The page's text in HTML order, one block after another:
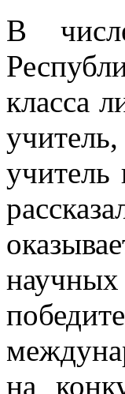
В
класса
на